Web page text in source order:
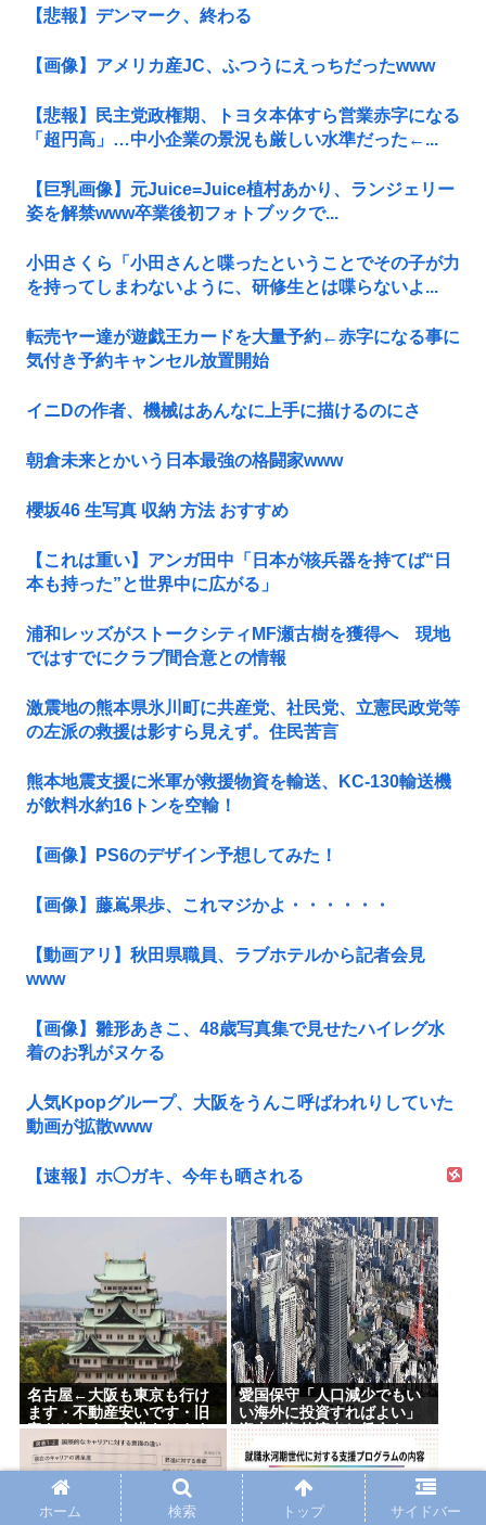
【悲報】デンマーク、終わる
【画像】アメリカ産JC、ふつうにえっちだったwww
【悲報】民主党政権期、トヨタ本体すら営業赤字になる
「超円高」…中小企業の景況も厳しい水準だった←...
【巨乳画像】元Juice=Juice植村あかり、ランジェリー
姿を解禁www卒業後初フォトブックで...
小田さくら「小田さんと喋ったということでその子が力
を持ってしまわないように、研修生とは喋らないよ...
転売ヤー達が遊戯王カードを大量予約←赤字になる事に
気付き予約キャンセル放置開始
イニDの作者、機械はあんなに上手に描けるのにさ
朝倉未来とかいう日本最強の格闘家www
櫻坂46 生写真 収納 方法 おすすめ
【これは重い】アンガ田中「日本が核兵器を持てば“日
本も持った”と世界中に広がる」
浦和レッズがストークシティMF瀬古樹を獲得へ 現地
ではすでにクラブ間合意との情報
激震地の熊本県氷川町に共産党、社民党、立憲民政党等
の左派の救援は影すら見えず。住民苦言
熊本地震支援に米軍が救援物資を輸送、KC-130輸送機
が飲料水約16トンを空輸！
【画像】PS6のデザイン予想してみた！
【画像】藤嶌果歩、これマジかよ・・・・・・
【動画アリ】秋田県職員、ラブホテルから記者会見
www
【画像】雛形あきこ、48歳写真集で見せたハイレグ水
着のお乳がヌケる
人気Kpopグループ、大阪をうんこ呼ばわれりしていた
動画が拡散www
【速報】ホ◯ガキ、今年も晒される
名古屋←大阪も東京も行け
ます・不動産安いです・旧
帝あります・空港あります
不人気な理由
愛国保守「人口減少でもい
い海外に投資すればよい」
資本が海外流出し賃金も
GDPも上がらず海外が成長
ホーム 検索 トップ サイドバー